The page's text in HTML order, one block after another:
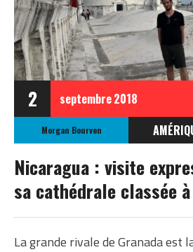
2 septembre2018
Morgan Bourven
Nicaragua : visite
sa cathédrale classée à
La grande rivale de Granada est